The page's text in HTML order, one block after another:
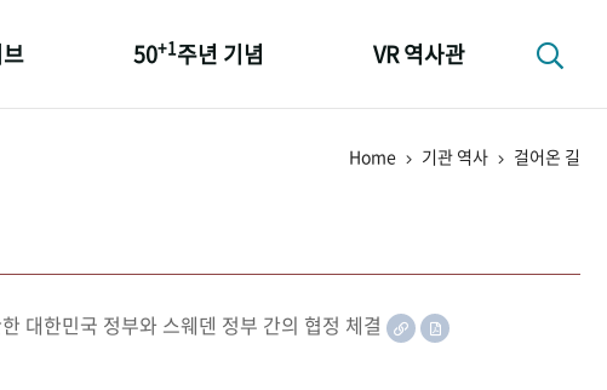
50+1주년 기념 VR 역사관
Home 기관 역사 걸어온 길
대한민국 정부와 스웨덴 정부 간의 협정 체결